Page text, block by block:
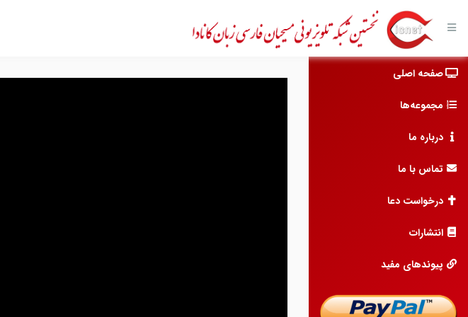
صفحه اصلی
مجموعه‌ها
درباره ما
تماس با ما
درخواست دعا
انتشارات
پیوندهای مفید